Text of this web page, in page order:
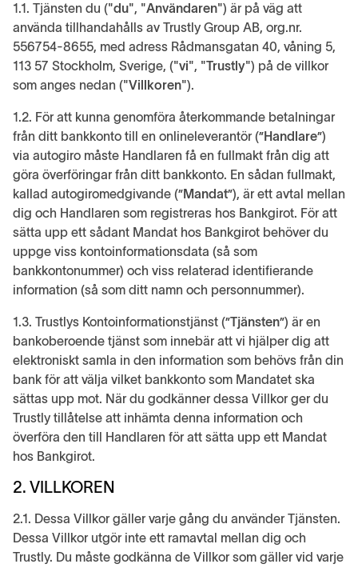
1.1. Tjänsten du ("du", "Användaren") är på väg att
använda tillhandahålls av Trustly Group AB, org.nr.
556754-8655, med adress Rådmansgatan 40, våning 5,
113 57 Stockholm, Sverige, ("vi", "Trustly") på de villkor
som anges nedan ("Villkoren").
1.2. För att kunna genomföra återkommande betalningar
från ditt bankkonto till en onlineleverantör (”Handlare”)
via autogiro måste Handlaren få en fullmakt från dig att
göra överföringar från ditt bankkonto. En sådan fullmakt,
kallad autogiromedgivande (”Mandat”), är ett avtal mellan
dig och Handlaren som registreras hos Bankgirot. För att
sätta upp ett sådant Mandat hos Bankgirot behöver du
uppge viss kontoinformationsdata (så som
bankkontonummer) och viss relaterad identifierande
information (så som ditt namn och personnummer).
1.3. Trustlys Kontoinformationstjänst (”Tjänsten”) är en
bankoberoende tjänst som innebär att vi hjälper dig att
elektroniskt samla in den information som behövs från din
bank för att välja vilket bankkonto som Mandatet ska
sättas upp mot. När du godkänner dessa Villkor ger du
Trustly tillåtelse att inhämta denna information och
överföra den till Handlaren för att sätta upp ett Mandat
hos Bankgirot.
2. VILLKOREN
2.1. Dessa Villkor gäller varje gång du använder Tjänsten.
Dessa Villkor utgör inte ett ramavtal mellan dig och
Trustly. Du måste godkänna de Villkor som gäller vid varje